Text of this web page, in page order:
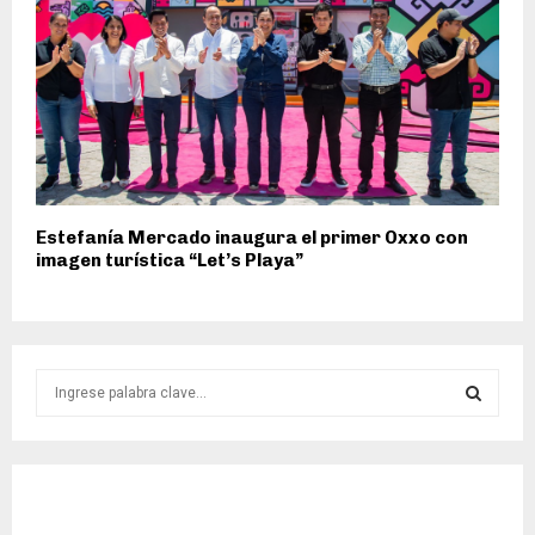
Estefanía Mercado inaugura el primer Oxxo con
imagen turística “Let’s Playa”